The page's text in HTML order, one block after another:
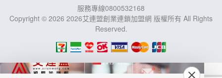
服務專線0800532168
Copyright © 2026 2026艾連盟創業連鎖加盟網 版權所有 All Rights
Reserved.